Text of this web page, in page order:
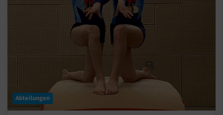
Abteilungen